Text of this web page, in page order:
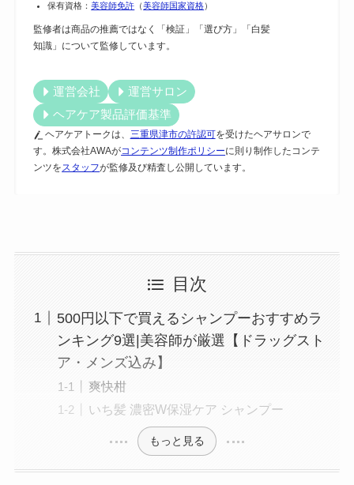
保有資格：美容師免許 （美容師国家資格）
監修者は商品の推薦ではなく「検証」「選び方」「白髪
知識」について監修しています。
運営会社
運営サロン
ヘアケア製品評価基準
ヘアケアトークは、 三重県津市の許認可を受けたヘアサロンで
す。株式会社AWAがコンテンツ制作ポリシーに則り制作したコンテ
ンツをスタッフが監修及び精査し公開しています。
目次
500円以下で買えるシャンプーおすすめラ
ンキング9選|美容師が厳選【ドラッグスト
ア・メンズ込み】
爽快柑
いち髪 濃密W保湿ケア シャンプー
もっと見る